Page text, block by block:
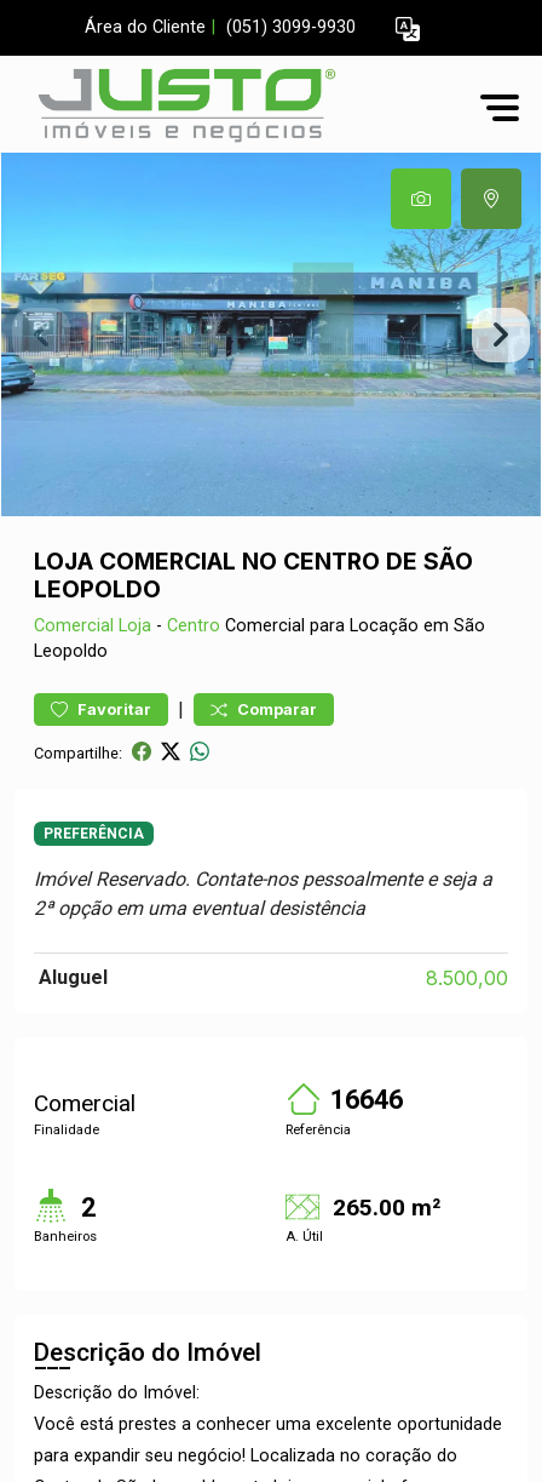
Área do Cliente (051) 3099-9930
LOJA COMERCIAL NO CENTRO DE SÃO
LEOPOLDO
Comercial Loja - Centro Comercial para Locação em São
Leopoldo
Favoritar | Comparar
Compartilhe:
PREFERÊNCIA
Imóvel Reservado. Contate-nos pessoalmente e seja a
2ª opção em uma eventual desistência
Aluguel 8.500,00
Comercial
Finalidade
16646
Referência
2
Banheiros
265.00 m²
A. Útil
Descrição do Imóvel
Descrição do Imóvel:
Você está prestes a conhecer uma excelente oportunidade
para expandir seu negócio! Localizada no coração do